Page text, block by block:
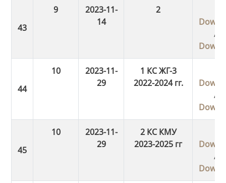
9
2023-11-
14
2
/
10
2023-11-
29
1 КС ЖГ-3
2022-2024 гг.
/
10
2023-11-
29
2 КС КМУ
2023-2025 гг
/